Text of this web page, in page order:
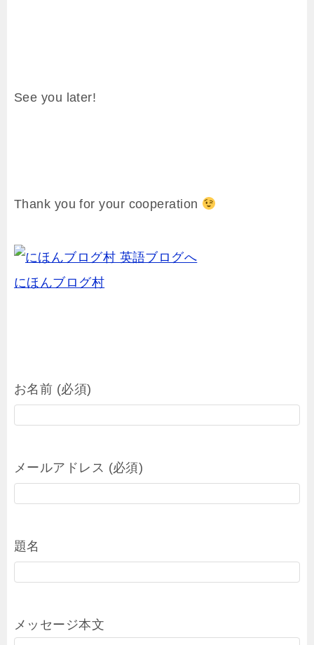
See you later!
Thank you for your cooperation
にほんブログ村
お名前 (必須)
メールアドレス (必須)
題名
メッセージ本文